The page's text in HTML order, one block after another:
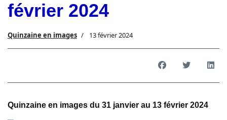
février 2024
Quinzaine en images 13 février 2024
Quinzaine en images du 31 janvier au 13 février 2024